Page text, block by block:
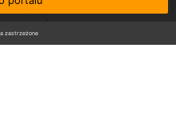
zastrzeżone